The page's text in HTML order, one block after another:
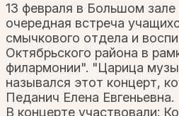
13 февраля в Большом зале
очередная встреча
смычкового отдела и
Октябрьского района в
филармонии". "Царица
назывался этот концерт,
Педанич Елена Евгеньевна.
В концерте участвовали: